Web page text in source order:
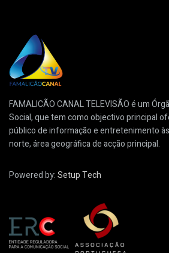
FAMALICÃO CANAL TELEVISÃO é um
Social, que tem como objectivo principal
público de informação e entretenimento
norte, área geográfica de acção principal.
Powered by:Setup Tech